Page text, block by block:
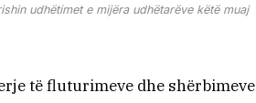
udhëtimet e mijëra udhëtarëve këtë muaj
të fluturimeve dhe shërbimeve